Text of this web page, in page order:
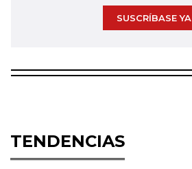
SUSCRÍBASE YA
TENDENCIAS